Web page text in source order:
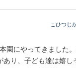
こひつじ
園にやってきました
あり、子ども達は嬉し